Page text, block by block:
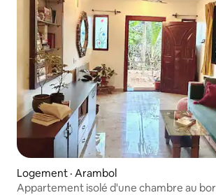
Logement · Arambol
Appartement isolé d'une chambre au